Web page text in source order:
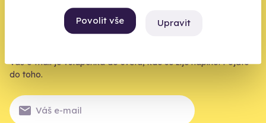
Povolit vše Upravit
Zbývá jeden krok,
zbytek zařídíme my
Váš e-mail je vstupenka do světa, kde se žije naplno. Pojďte
do toho.